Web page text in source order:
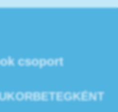
csoport